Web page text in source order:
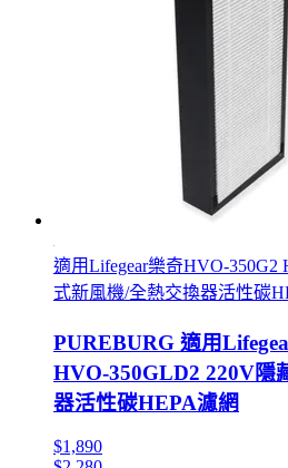
適用Lifegear樂奇HVO-350G2
式新風機/全熱交換器活性碳
PUREBURG 適用
HVO-350GLD2 220V隱
器活性碳HEPA濾網
$1,890